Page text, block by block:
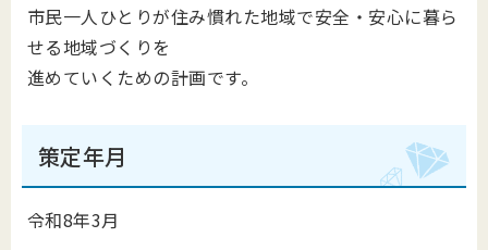
市民一人ひとりが住み慣れた地域で安全・安心に暮ら
せる地域づくりを
進めていくための計画です。
策定年月
令和8年3月